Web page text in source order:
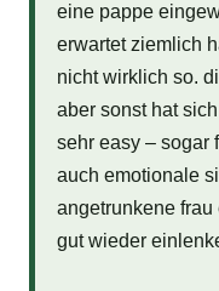
eine pappe
erwartet ziemlich
nicht wirklich so.
aber sonst hat
sehr easy – sogar
auch emotionale
angetrunkene
gut wieder